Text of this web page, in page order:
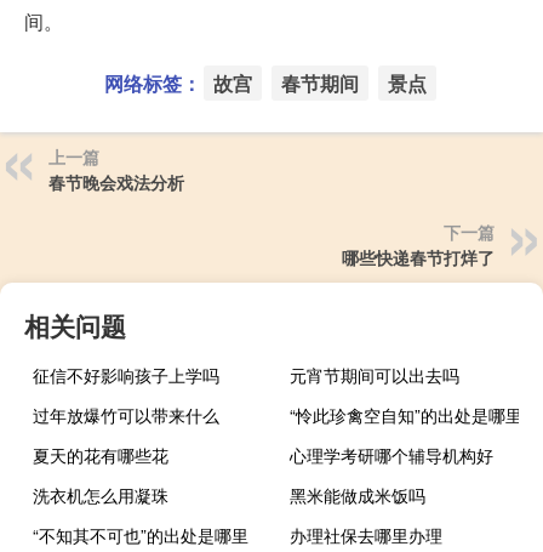
间。
网络标签： 故宫 春节期间 景点
上一篇
春节晚会戏法分析
下一篇
哪些快递春节打烊了
相关问题
征信不好影响孩子上学吗
元宵节期间可以出去吗
过年放爆竹可以带来什么
“怜此珍禽空自知”的出处是哪里
夏天的花有哪些花
心理学考研哪个辅导机构好
洗衣机怎么用凝珠
黑米能做成米饭吗
“不知其不可也”的出处是哪里
办理社保去哪里办理